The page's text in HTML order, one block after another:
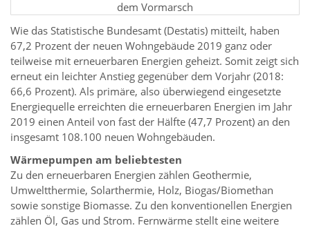
Wie das Statistische Bundesamt (Destatis) mitteilt, haben
67,2 Prozent der neuen Wohngebäude 2019 ganz oder
teilweise mit erneuerbaren Energien geheizt. Somit zeigt sich
erneut ein leichter Anstieg gegenüber dem Vorjahr (2018:
66,6 Prozent). Als primäre, also überwiegend eingesetzte
Energiequelle erreichten die erneuerbaren Energien im Jahr
2019 einen Anteil von fast der Hälfte (47,7 Prozent) an den
insgesamt 108.100 neuen Wohngebäuden.
Wärmepumpen am beliebtesten
Zu den erneuerbaren Energien zählen Geothermie,
Umweltthermie, Solarthermie, Holz, Biogas/Biomethan
sowie sonstige Biomasse. Zu den konventionellen Energien
zählen Öl, Gas und Strom. Fernwärme stellt eine weitere